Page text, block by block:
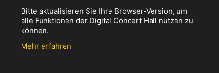
Bitte aktualisieren Sie Ihre Browser-Version, um
alle Funktionen der Digital Concert Hall nutzen zu
können.
Mehr erfahren